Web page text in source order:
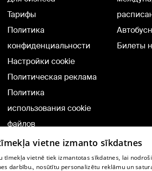
Тарифы
Политика
конфиденциальности
Настройки cookie
Политическая реклама
Политика
использования cookie
файлов
Добавление
комментариев
Билеты
vietne izmanto sīkdatnes
tīmekļa vietnē tiek izmantotas sīkdatnes, lai
darbību., nosūtītu personalizētu reklāmu un